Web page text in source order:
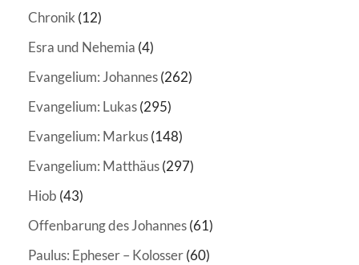
Chronik(12)
Esra und Nehemia (4)
Evangelium: Johannes(262)
Evangelium: Lukas(295)
Evangelium: Markus(148)
Evangelium: Matthäus(297)
Hiob (43)
Offenbarung des Johannes(61)
Paulus: Epheser – Kolosser(60)